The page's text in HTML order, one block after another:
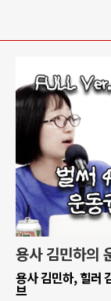
용사 김민하의
용사 김민하, 힐러
브